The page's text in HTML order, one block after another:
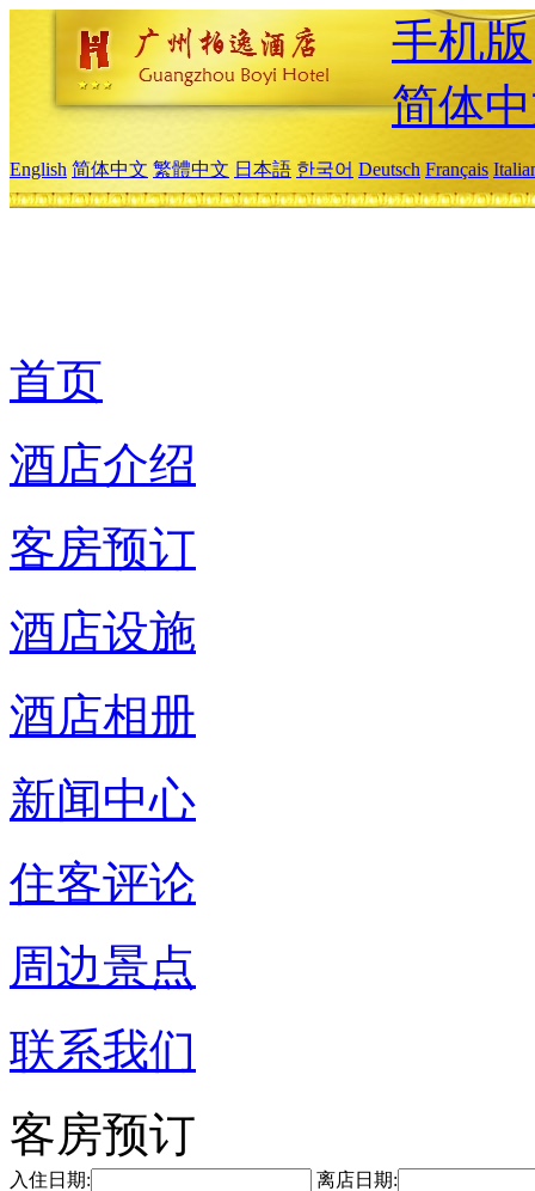
手机版
简体
English 简体中文 繁體中文 日本語 한국어 Deutsch Français
首页
酒店介绍
客房预订
酒店设施
酒店相册
新闻中心
住客评论
周边景点
联系我们
客房预订
入住日期: 离店日期: